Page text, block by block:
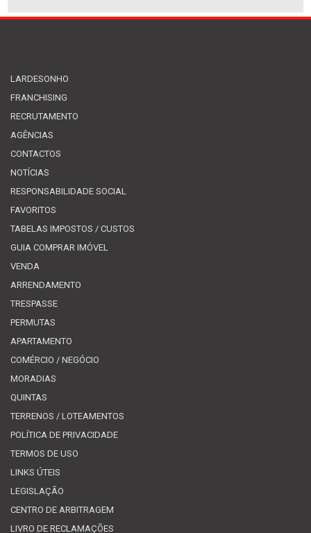
LARDESONHO
FRANCHISING
RECRUTAMENTO
AGÊNCIAS
CONTACTOS
NOTÍCIAS
RESPONSABILIDADE SOCIAL
FAVORITOS
TABELAS IMPOSTOS / CUSTOS
GUIA COMPRAR IMÓVEL
VENDA
ARRENDAMENTO
TRESPASSE
PERMUTAS
APARTAMENTO
COMÉRCIO / NEGÓCIO
MORADIAS
QUINTAS
TERRENOS / LOTEAMENTOS
POLÍTICA DE PRIVACIDADE
TERMOS DE USO
LINKS ÚTEIS
LEGISLAÇÃO
CENTRO DE ARBITRAGEM
LIVRO DE RECLAMAÇÕES